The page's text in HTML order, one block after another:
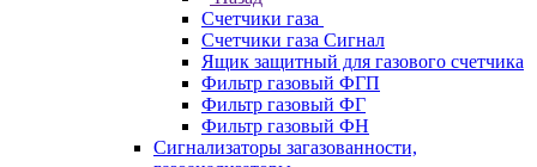
Счетчики газа
Счетчики газа Сигнал
Ящик защитный для газового счетчика
Фильтр газовый ФГП
Фильтр газовый ФГ
Фильтр газовый ФН
Сигнализаторы загазованности,